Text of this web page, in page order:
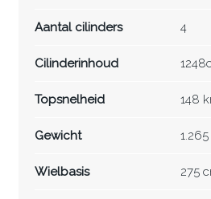
Aantal cilinders 4
Cilinderinhoud
Topsnelheid 148
Gewicht
Wielbasis 275